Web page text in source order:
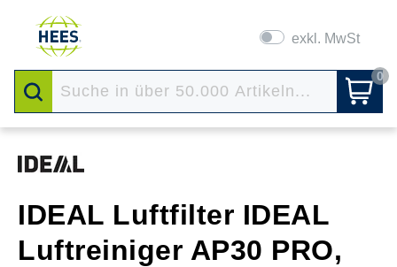
exkl. MwSt
0
IDEAL Luftfilter IDEAL
Luftreiniger AP30 PRO,